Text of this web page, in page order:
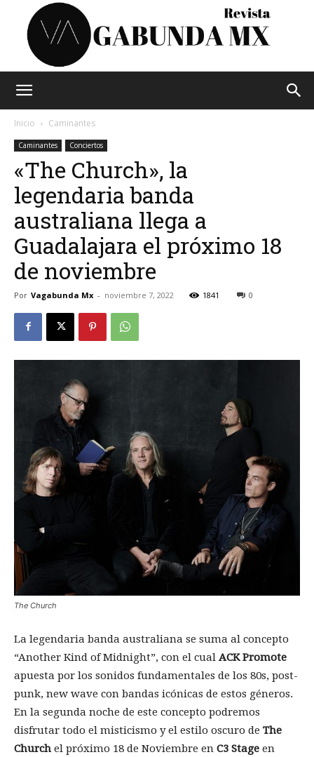
Mx
Inicio Caminantes
Caminantes Conciertos
«The Church», la
legendaria banda
australiana llega a
Guadalajara el próximo 18
de noviembre
Por Vagabunda Mx - noviembre 7, 2022 1841 0
The Church
La legendaria banda australiana se suma al concepto
“Another Kind of Midnight”, con el cual ACK Promote
apuesta por los sonidos fundamentales de los 80s, post-
punk, new wave con bandas icónicas de estos géneros.
En la segunda noche de este concepto podremos
disfrutar todo el misticismo y el estilo oscuro de The
Church el próximo 18 de Noviembre en C3 Stage en